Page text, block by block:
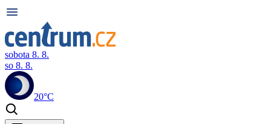
sobota 8. 8.
so 8. 8.
20°C